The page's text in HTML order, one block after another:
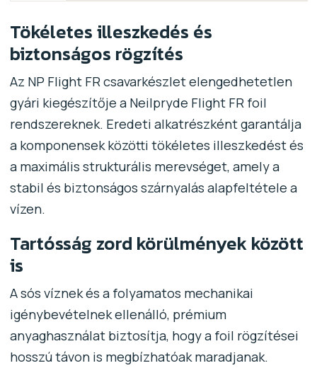
Tökéletes illeszkedés és
biztonságos rögzítés
Az NP Flight FR csavarkészlet elengedhetetlen
gyári kiegészítője a Neilpryde Flight FR foil
rendszereknek. Eredeti alkatrészként garantálja
a komponensek közötti tökéletes illeszkedést és
a maximális strukturális merevséget, amely a
stabil és biztonságos szárnyalás alapfeltétele a
vízen.
Tartósság zord körülmények között
is
A sós víznek és a folyamatos mechanikai
igénybevételnek ellenálló, prémium
anyaghasználat biztosítja, hogy a foil rögzítései
hosszú távon is megbízhatóak maradjanak.